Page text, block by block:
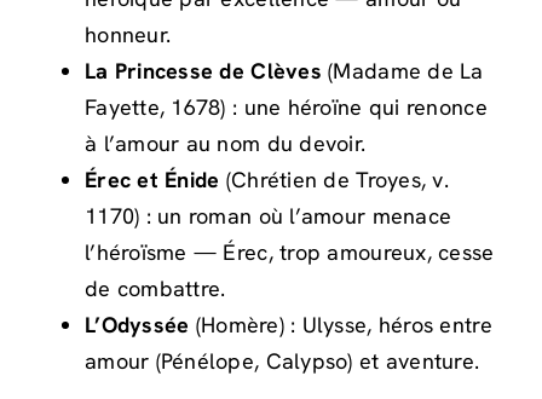
honneur.
La Princesse de Clèves (Madame de La
Fayette, 1678) : une héroïne qui renonce
à l’amour au nom du devoir.
Érec et Énide (Chrétien de Troyes, v.
1170) : un roman où l’amour menace
l’héroïsme — Érec, trop amoureux, cesse
de combattre.
L’Odyssée (Homère) : Ulysse, héros entre
amour (Pénélope, Calypso) et aventure.